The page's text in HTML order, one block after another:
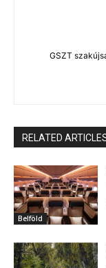
GSZT
RELATED
Belföld